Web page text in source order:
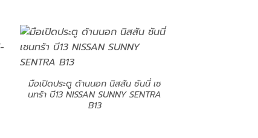
มือเปิดประตู ด้านนอก นิสสัน ซันนี่ เซ
นทร้า บี13 NISSAN SUNNY SENTRA
B13